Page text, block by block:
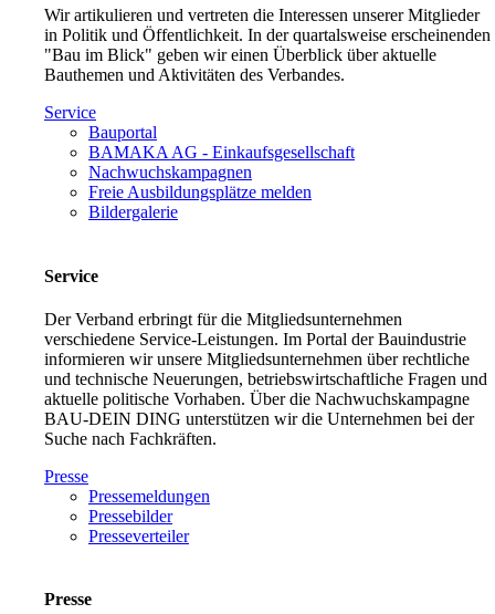
Wir artikulieren und vertreten die Interessen unserer Mitglieder
in Politik und Öffentlichkeit. In der quartalsweise erscheinenden
"Bau im Blick" geben wir einen Überblick über aktuelle
Bauthemen und Aktivitäten des Verbandes.
Service
Bauportal
BAMAKA AG - Einkaufsgesellschaft
Nachwuchskampagnen
Freie Ausbildungsplätze melden
Bildergalerie
Service
Der Verband erbringt für die Mitgliedsunternehmen
verschiedene Service-Leistungen. Im Portal der Bauindustrie
informieren wir unsere Mitgliedsunternehmen über rechtliche
und technische Neuerungen, betriebswirtschaftliche Fragen und
aktuelle politische Vorhaben. Über die Nachwuchskampagne
BAU-DEIN DING unterstützen wir die Unternehmen bei der
Suche nach Fachkräften.
Presse
Pressemeldungen
Pressebilder
Presseverteiler
Presse